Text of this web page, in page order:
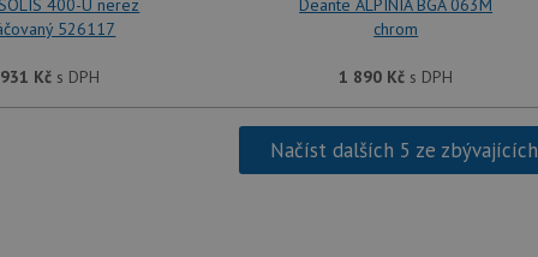
400-U nerez
526117
Kčs DPH
Deante ALPINIA BGA 063M
chrom
1 890 Kč s DPH
Načíst dalších 5 ze
soubory Výkonové soubory Funkční soubory
cookie umožňují základní funkce webových stránek, jako je přihlášení uživatele a
nutných souborů cookie správně používat.
Popis